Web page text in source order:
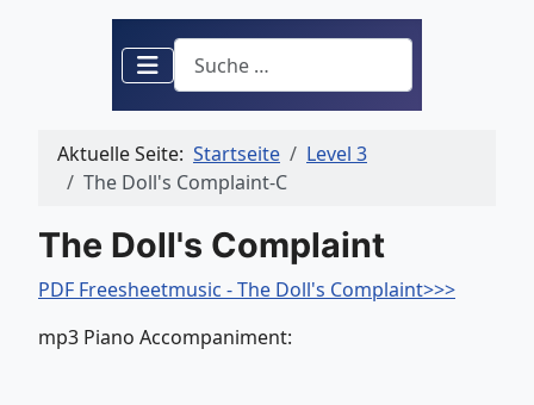
Suchen
Aktuelle Seite: Startseite
Level 3
The Doll's Complaint-C
The Doll's Complaint
PDF Freesheetmusic - The Doll's Complaint>>>
mp3 Piano Accompaniment: